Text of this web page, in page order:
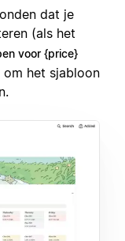
dat je
(als het
voor {price}
om het sjabloon